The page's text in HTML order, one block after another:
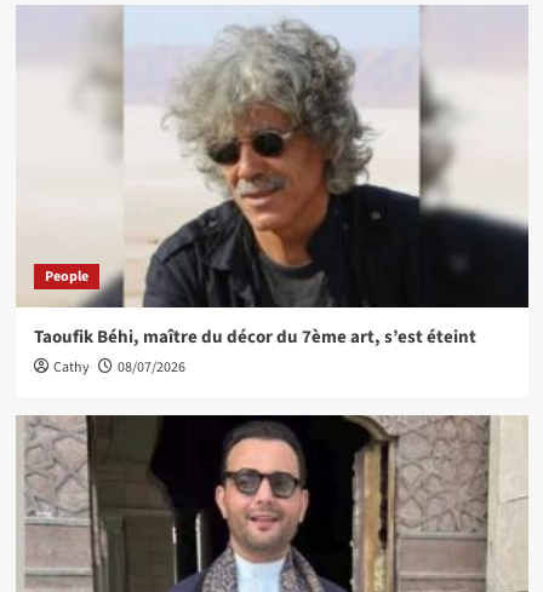
People
Taoufik Béhi, maître du décor du 7ème art, s’est éteint
Cathy 08/07/2026